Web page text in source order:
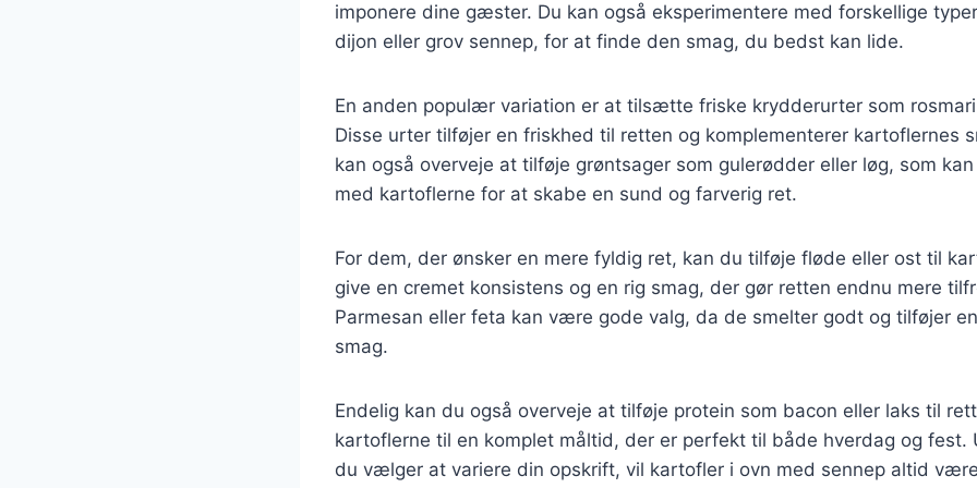
imponere dine gæster. Du kan også eksperimentere med forskellige
dijon eller grov sennep, for at finde den smag, du bedst kan lide.
En anden populær variation er at tilsætte friske krydderurter som
Disse urter tilføjer en friskhed til retten og komplementerer kartoflernes
kan også overveje at tilføje grøntsager som gulerødder eller løg, som
med kartoflerne for at skabe en sund og farverig ret.
For dem, der ønsker en mere fyldig ret, kan du tilføje fløde eller ost til
give en cremet konsistens og en rig smag, der gør retten endnu mere
Parmesan eller feta kan være gode valg, da de smelter godt og tilføjer
smag.
Endelig kan du også overveje at tilføje protein som bacon eller laks til
kartoflerne til en komplet måltid, der er perfekt til både hverdag og fest.
du vælger at variere din opskrift, vil kartofler i ovn med sennep altid